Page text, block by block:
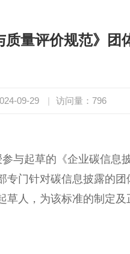
量评价规范》团
09-29 | 访问量： 796
与起草的《企业碳信息
专门针对碳信息披露的团
草人，为该标准的制定及